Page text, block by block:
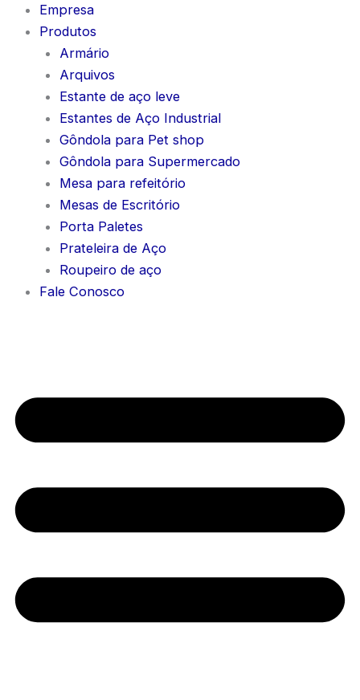
Empresa
Produtos
Armário
Arquivos
Estante de aço leve
Estantes de Aço Industrial
Gôndola para Pet shop
Gôndola para Supermercado
Mesa para refeitório
Mesas de Escritório
Porta Paletes
Prateleira de Aço
Roupeiro de aço
Fale Conosco